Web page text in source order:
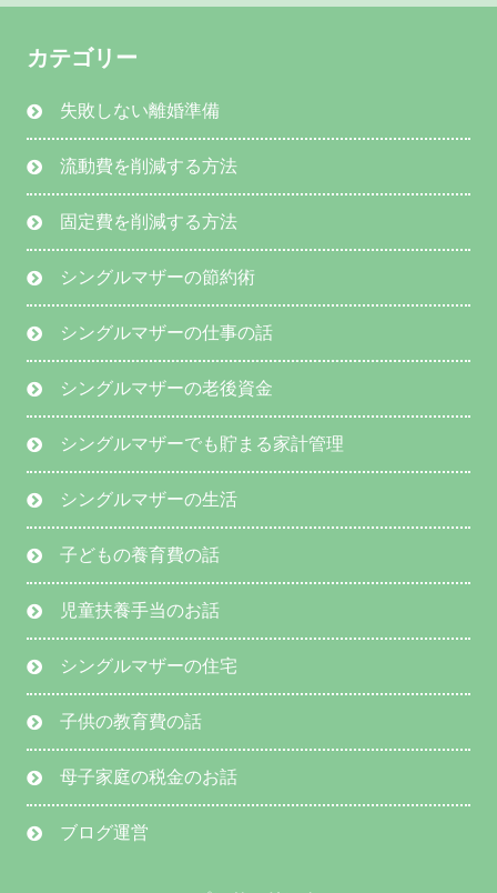
カテゴリー
失敗しない離婚準備
流動費を削減する方法
固定費を削減する方法
シングルマザーの節約術
シングルマザーの仕事の話
シングルマザーの老後資金
シングルマザーでも貯まる家計管理
シングルマザーの生活
子どもの養育費の話
児童扶養手当のお話
シングルマザーの住宅
子供の教育費の話
母子家庭の税金のお話
ブログ運営